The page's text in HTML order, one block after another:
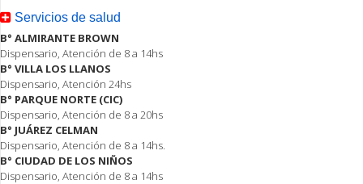
Servicios de salud
B° ALMIRANTE BROWN
Dispensario, Atención de 8 a 14hs
B° VILLA LOS LLANOS
Dispensario, Atención 24hs
B° PARQUE NORTE (CIC)
Dispensario, Atención de 8 a 20hs
B° JUÁREZ CELMAN
Dispensario, Atención de 8 a 14hs.
B° CIUDAD DE LOS NIÑOS
Dispensario, Atención de 8 a 14hs